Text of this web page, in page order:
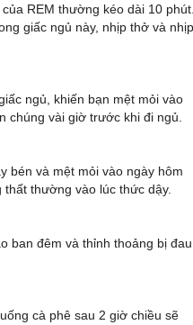
REM thường kéo dài 10
giấc ngủ này, nhịp thở và nhịp
ngủ, khiến bạn mệt mỏi vào
chúng vài giờ trước khi đi ngủ.
bén và mệt mỏi vào ngày hôm
thường vào lúc thức dậy.
ban đêm và thỉnh thoảng bị đau
cà phê sau 2 giờ chiều sẽ